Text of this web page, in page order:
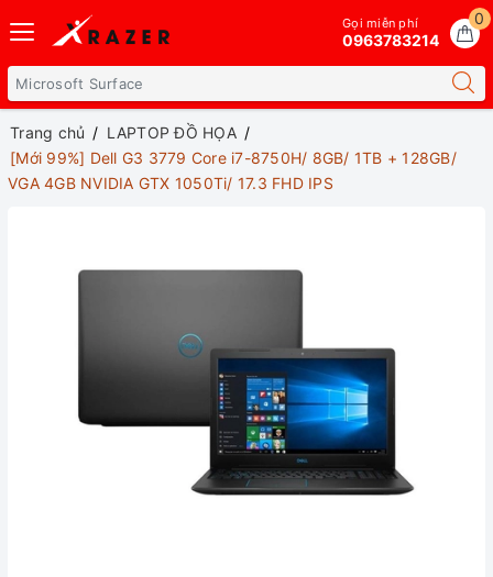
0
Gọi miễn phí
0963783214
Trang chủ
LAPTOP ĐỒ HỌA
[Mới 99%] Dell G3 3779 Core i7-8750H/ 8GB/ 1TB + 128GB/
VGA 4GB NVIDIA GTX 1050Ti/ 17.3 FHD IPS